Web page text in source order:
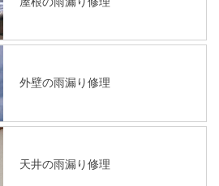
外壁の雨漏り修理
天井の雨漏り修理